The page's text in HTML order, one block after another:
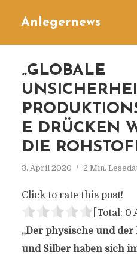
Anlegernews
„GLOBALE
E DRÜCKEN
DIE
3. April 2020 2 Min.
Click to rate this post!
[Total: 0
„Der physische und
und Silber haben sich